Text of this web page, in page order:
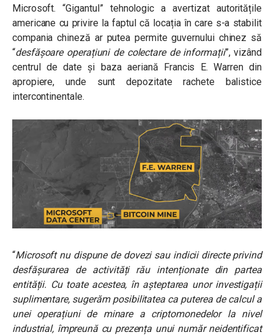
Microsoft. “Gigantul” tehnologic a avertizat autoritățile
americane cu privire la faptul că locația în care s-a stabilit
compania chineză ar putea permite guvernului chinez să
“desfășoare operațiuni de colectare de informații”, vizând
centrul de date și baza aeriană Francis E. Warren din
apropiere, unde sunt depozitate rachete balistice
intercontinentale.
“Microsoft nu dispune de dovezi sau indicii directe privind
desfășurarea de activități rău intenționate din partea
entității. Cu toate acestea, în așteptarea unor investigații
suplimentare, sugerăm posibilitatea ca puterea de calcul a
unei operațiuni de minare a criptomonedelor la nivel
industrial, împreună cu prezența unui număr neidentificat